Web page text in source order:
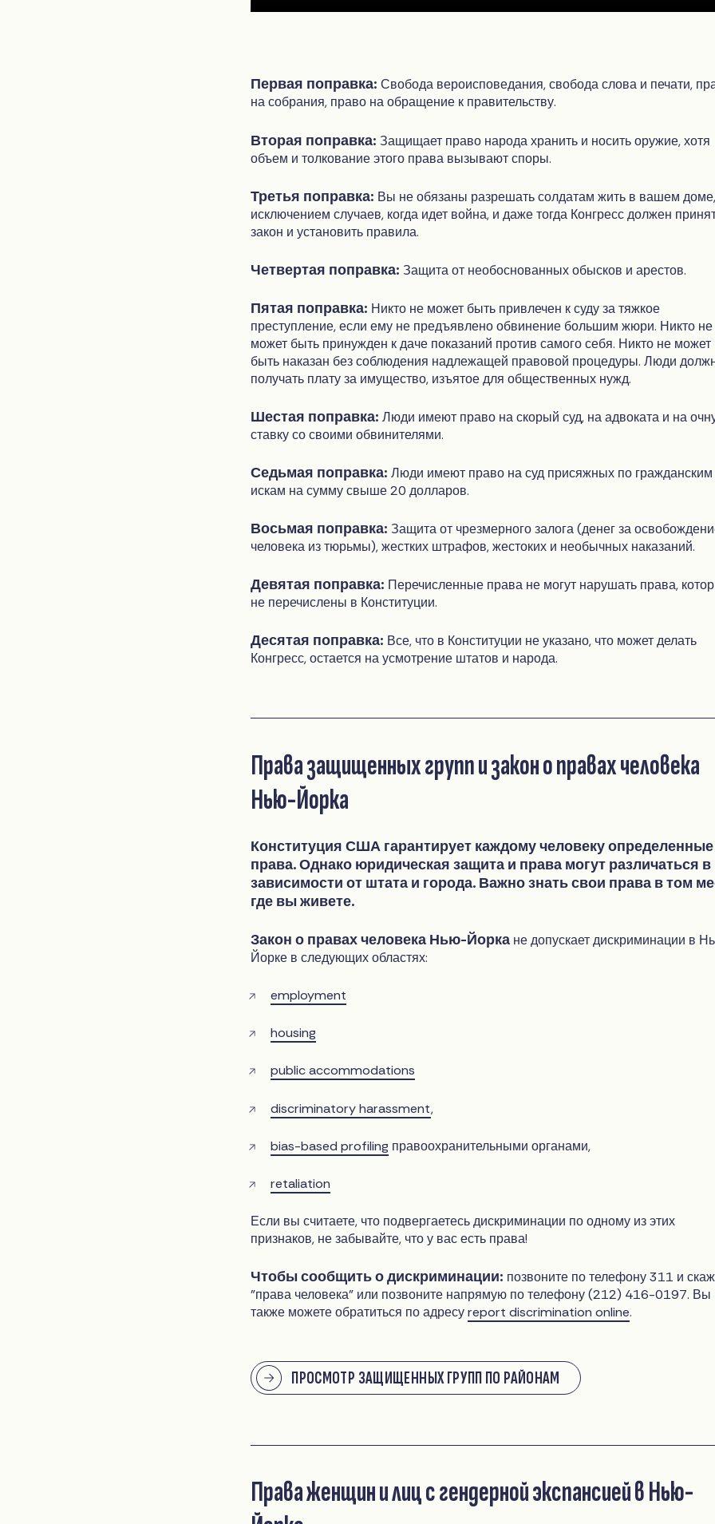
Первая поправка: Свобода вероисповедания, свобода слова и печати,
на собрания, право на обращение к правительству.
Вторая поправка: Защищает право народа хранить и носить оружие, хотя
объем и толкование этого права вызывают споры.
Третья поправка: Вы не обязаны разрешать солдатам жить в вашем
исключением случаев, когда идет война, и даже тогда Конгресс должен
закон и установить правила.
Четвертая поправка: Защита от необоснованных обысков и арестов.
Пятая поправка: Никто не может быть привлечен к суду за тяжкое
преступление, если ему не предъявлено обвинение большим жюри. Никто не
может быть принужден к даче показаний против самого себя. Никто не может
быть наказан без соблюдения надлежащей правовой процедуры. Люди
получать плату за имущество, изъятое для общественных нужд.
Шестая поправка: Люди имеют право на скорый суд, на адвоката и на
ставку со своими обвинителями.
Седьмая поправка: Люди имеют право на суд присяжных по гражданским
искам на сумму свыше 20 долларов.
Восьмая поправка: Защита от чрезмерного залога (денег за
человека из тюрьмы), жестких штрафов, жестоких и необычных наказаний.
Девятая поправка: Перечисленные права не могут нарушать права,
не перечислены в Конституции.
Десятая поправка: Все, что в Конституции не указано, что может делать
Конгресс, остается на усмотрение штатов и народа.
Права защищенных групп и закон о правах человека
Нью-Йорка
Конституция США гарантирует каждому человеку определенные
права. Однако юридическая защита и права могут различаться в
зависимости от штата и города. Важно знать свои права в том
где вы живете.
Закон о правах человека Нью-Йоркане допускает дискриминации в
Йорке в следующих областях:
employment
housing
public accommodations
discriminatory harassment,
bias-based profiling правоохранительными органами,
retaliation
Если вы считаете, что подвергаетесь дискриминации по одному из этих
признаков, не забывайте, что у вас есть права!
Чтобы сообщить о дискриминации: позвоните по телефону 311 и
"права человека" или позвоните напрямую по телефону (212) 416-0197. Вы
также можете обратиться по адресуreport discrimination online.
ПРОСМОТР ЗАЩИЩЕННЫХ ГРУПП ПО РАЙОНАМ
Права женщин и лиц с гендерной экспансией в Нью-